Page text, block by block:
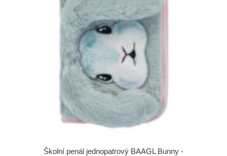
Školní penál jednopatrový BAAGL Bunny -